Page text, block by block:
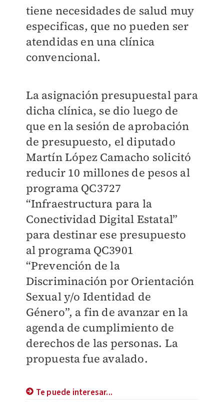
tiene necesidades de salud muy
especificas, que no pueden ser
atendidas en una clínica
convencional.
La asignación presupuestal para
dicha clínica, se dio luego de
que en la sesión de aprobación
de presupuesto, el diputado
Martín López Camacho solicitó
reducir 10 millones de pesos al
programa QC3727
“Infraestructura para la
Conectividad Digital Estatal”
para destinar ese presupuesto
al programa QC3901
“Prevención de la
Discriminación por Orientación
Sexual y/o Identidad de
Género”, a fin de avanzar en la
agenda de cumplimiento de
derechos de las personas. La
propuesta fue avalado.
Te puede interesar...